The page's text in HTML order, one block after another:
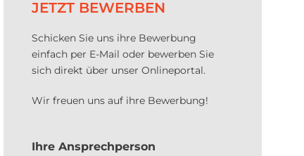
JETZT BEWERBEN
Schicken Sie uns ihre Bewerbung
einfach per E-Mail oder bewerben Sie
sich direkt über unser Onlineportal.
Wir freuen uns auf ihre Bewerbung!
Ihre Ansprechperson